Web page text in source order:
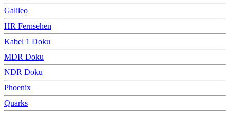
Galileo
HR Fernsehen
Kabel 1 Doku
MDR Doku
NDR Doku
Phoenix
Quarks